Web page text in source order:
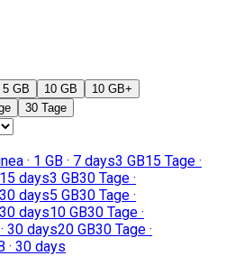
5 GB 10 GB 10 GB+
30 Tage
· 1 GB · 7 days3 GB15 Tage ·
15 days3 GB30 Tage ·
30 days5 GB30 Tage ·
30 days10 GB30 Tage ·
30 days20 GB30 Tage ·
· 30 days